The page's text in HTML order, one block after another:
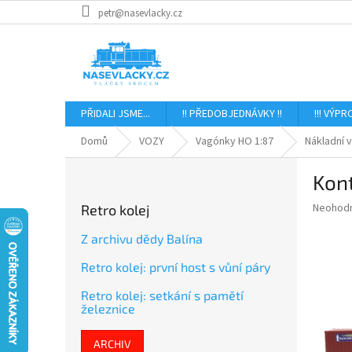
na
petr@nasevlacky.cz
PŘIDALI JSME... !! PŘEDOBJEDNÁVKY !! !!!
Domů
VOZY Vagónky HO 1:87 Nákladní
Retro kolej
Z archivu dědy Balína
Retro kolej: první host s vůní páry
Retro kolej: setkání s pamětí
železnice
ARCHIV